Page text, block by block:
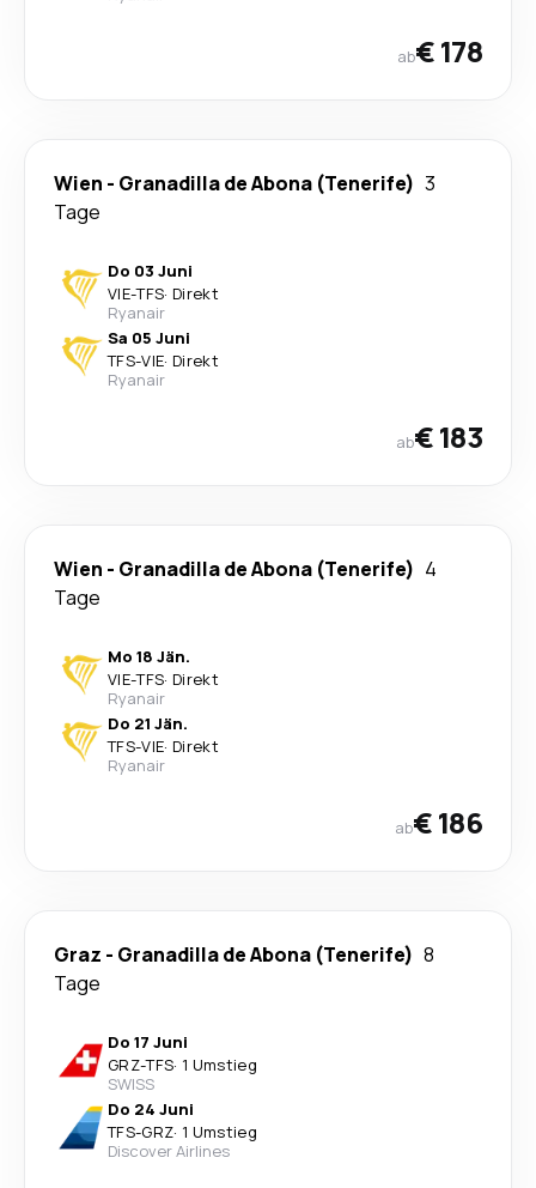
ab€ 178
Wien - Granadilla de Abona (Tenerife) 3
Tage
Do 03 Juni
VIE-TFS· Direkt
Ryanair
Sa 05 Juni
TFS-VIE· Direkt
Ryanair
ab€ 183
Wien - Granadilla de Abona (Tenerife) 4
Tage
Mo 18 Jän.
VIE-TFS· Direkt
Ryanair
Do 21 Jän.
TFS-VIE· Direkt
Ryanair
ab€ 186
Graz - Granadilla de Abona (Tenerife) 8
Tage
Do 17 Juni
GRZ-TFS· 1 Umstieg
SWISS
Do 24 Juni
TFS-GRZ· 1 Umstieg
Discover Airlines